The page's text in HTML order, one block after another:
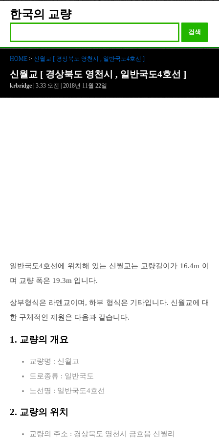
한국의 교량
검색
HOME > 신월교 [ 경상북도 영천시 , 일반국도4호선 ]
신월교 [ 경상북도 영천시 , 일반국도4호선 ]
krbridge | 3:33 오전 | 2018년 11월 22일
일반국도4호선에 위치해 있는 신월교는 교량길이가 16.4m 이
며 교량 폭은 19.3m 입니다.
상부형식은 라멘교이며, 하부 형식은 기타입니다. 신월교에 대
한 구체적인 제원은 다음과 같습니다.
1. 교량의 개요
교량명 : 신월교
도로종류 : 일반국도
노선명 : 일반국도4호선
2. 교량의 위치
교량의 주소 : 경상북도 영천시 금호읍 신월리